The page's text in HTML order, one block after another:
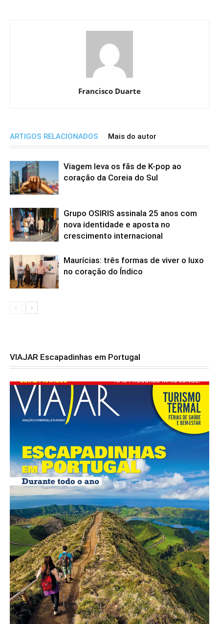
Francisco Duarte
ARTIGOS RELACIONADOS Mais do autor
Viagem leva os fãs de K-pop ao
coração da Coreia do Sul
Grupo OSIRIS assinala 25 anos com
nova identidade e aposta no
crescimento internacional
Maurícias: três formas de viver o luxo
no coração do Índico
VIAJAR Escapadinhas em Portugal